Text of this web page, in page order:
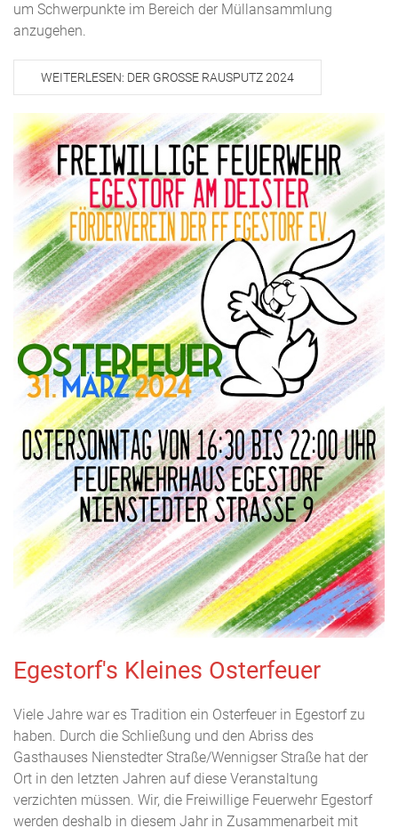
um Schwerpunkte im Bereich der Müllansammlung
anzugehen.
WEITERLESEN: DER GROSSE RAUSPUTZ 2024
Egestorf's Kleines Osterfeuer
Viele Jahre war es Tradition ein Osterfeuer in Egestorf zu
haben. Durch die Schließung und den Abriss des
Gasthauses Nienstedter Straße/Wennigser Straße hat der
Ort in den letzten Jahren auf diese Veranstaltung
verzichten müssen. Wir, die Freiwillige Feuerwehr Egestorf
werden deshalb in diesem Jahr in Zusammenarbeit mit